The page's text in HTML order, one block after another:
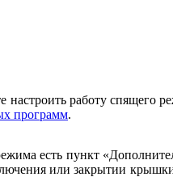
работу спящего
программ.
есть пункт
или закрытии